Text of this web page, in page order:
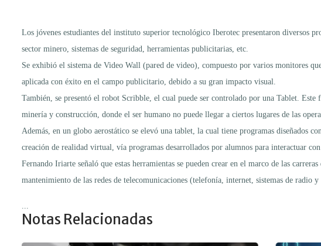
Los jóvenes estudiantes del instituto superior tecnológico Iberotec presentaron diversos
sector minero, sistemas de seguridad, herramientas publicitarias, etc.
Se exhibió el sistema de Video Wall (pared de video), compuesto por varios monitores
aplicada con éxito en el campo publicitario, debido a su gran impacto visual.
También, se presentó el robot Scribble, el cual puede ser controlado por una Tablet.
minería y construcción, donde el ser humano no puede llegar a ciertos lugares de las
Además, en un globo aerostático se elevó una tablet, la cual tiene programas diseñados
creación de realidad virtual, vía programas desarrollados por alumnos para interactuar
Fernando Iriarte señaló que estas herramientas se pueden crear en el marco de las
mantenimiento de las redes de telecomunicaciones (telefonía, internet, sistemas de radio y
Notas Relacionadas